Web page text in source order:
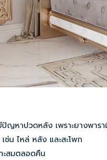
ญหาปวดหลัง เพราะยางพ
น ไหล่ หลัง และสะโพก
ะสมตลอดคืน